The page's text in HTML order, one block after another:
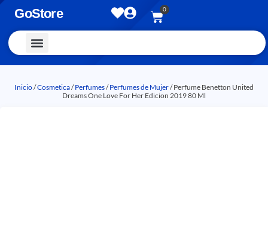
GoStore 0
Inicio/Cosmetica/Perfumes/Perfumes de Mujer/ Perfume Benetton United
Dreams One Love For Her Edicion 2019 80 Ml